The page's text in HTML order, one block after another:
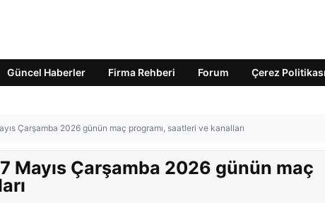
Güncel Haberler Firma Rehberi Forum Çerez Politikası
Çarşamba 2026 günün maç programı, saatleri ve kanalları
Mayıs Çarşamba 2026 günün maç